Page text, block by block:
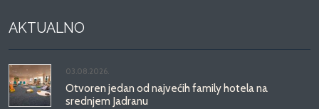
AKTUALNO
03.08.2026.
Otvoren jedan od najvećih family hotela na
srednjem Jadranu